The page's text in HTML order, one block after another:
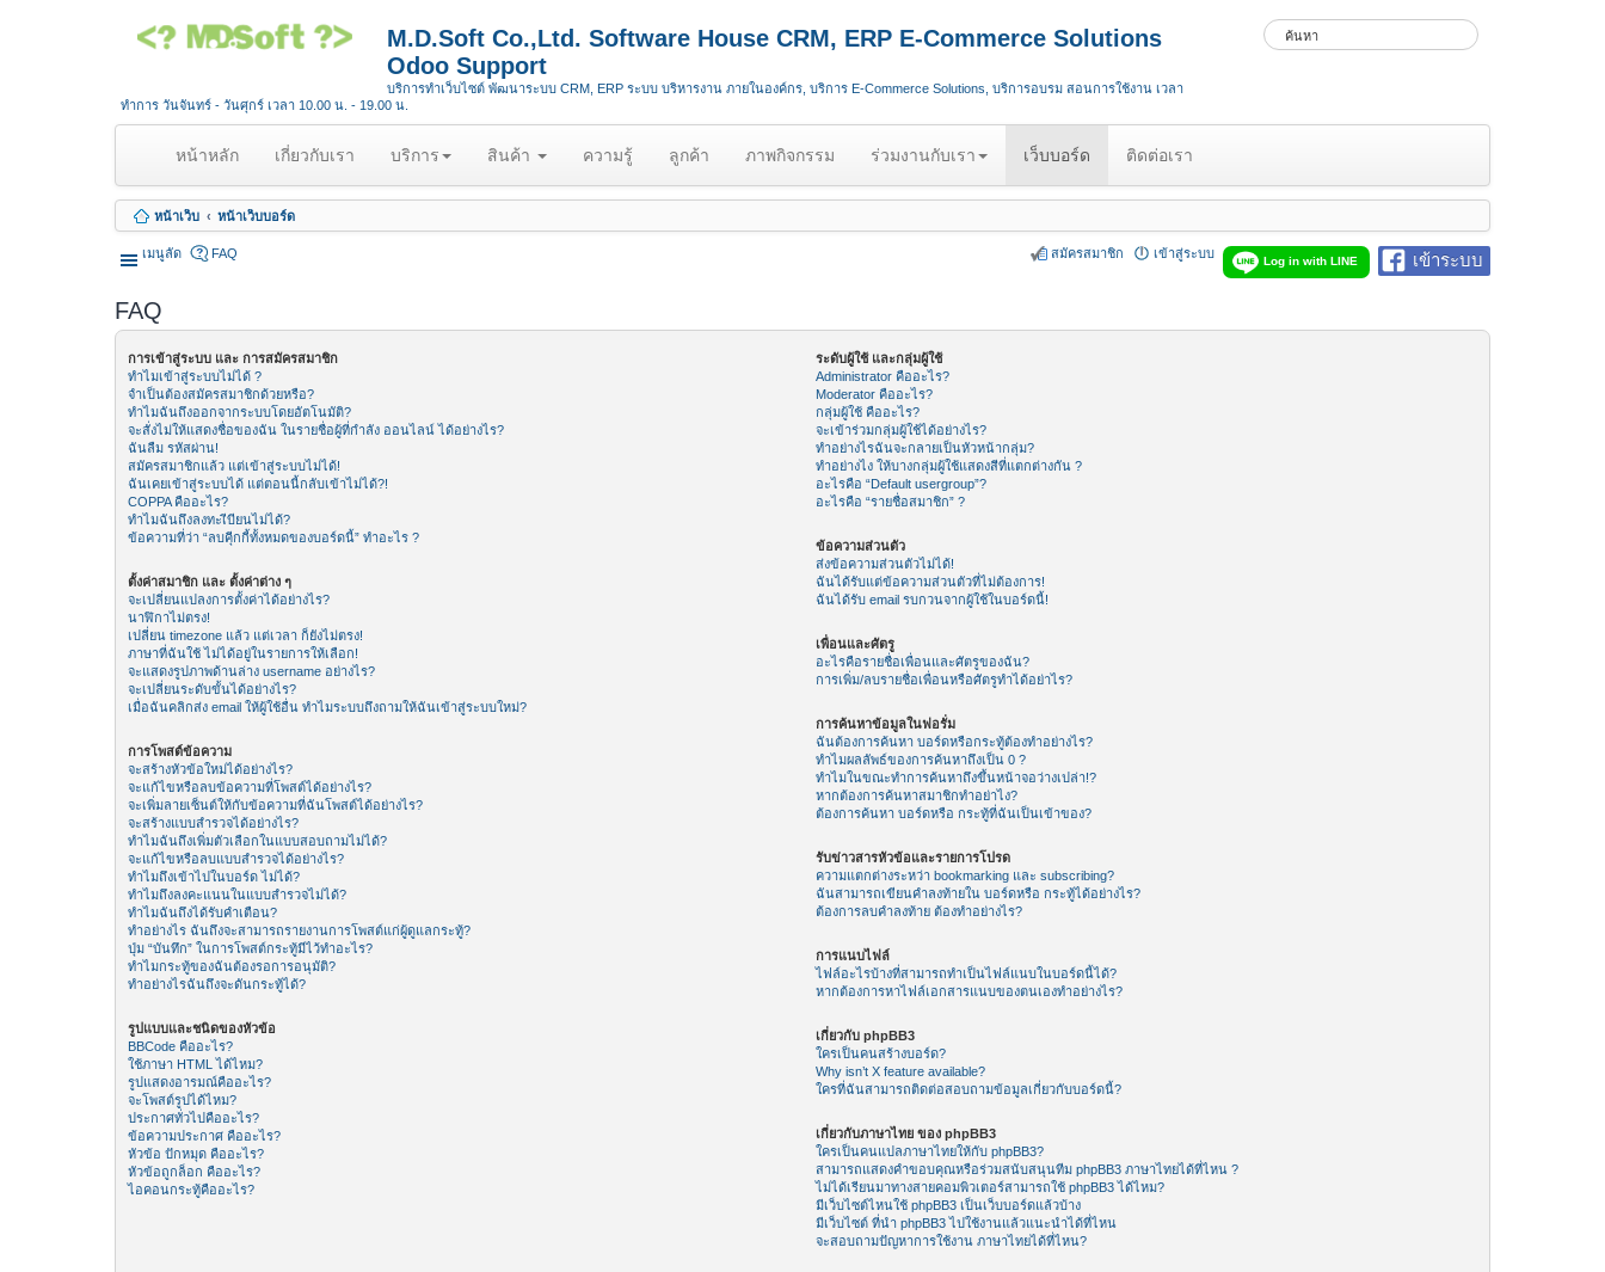
M.D.Soft Co.,Ltd. Software House CRM, ERP E-Commerce Solutions
Odoo Support
บริการทำเว็บไซต์ พัฒนาระบบ CRM, ERP ระบบ บริหารงาน ภายในองค์กร, บริการ E-Commerce Solutions, บริการอบรม สอนการใช้งาน เวลา
ทำการ วันจันทร์ - วันศุกร์ เวลา 10.00 น. - 19.00 น.
หน้าหลัก(
u
r
เกี่ยวกับเรา บริการ สินค้า ความรู้ ลูกค้า ภาพกิจกรรม ร่วมงานกับเรา เว็บบอร์ด ติดต่อเรา
หน้าเว็บ หน้าเว็บบอร์ด
เมนูลัด เข้าระบบ
Log in with LINE
FAQ เข้าสู่ระบบ
สมัครสมาชิก
FAQ
การเข้าสู่ระบบ และ การสมัครสมาชิก
ทำไมเข้าสู่ระบบไม่ได้ ?
จำเป็นต้องสมัครสมาชิกด้วยหรือ?
ทำไมฉันถึงออกจากระบบโดยอัตโนมัติ?
จะสั่งไม่ให้แสดงชื่อของฉัน ในรายชื่อผู้ที่กำลัง ออนไลน์ ได้อย่างไร?
ฉันลืม รหัสผ่าน!
สมัครสมาชิกแล้ว แต่เข้าสู่ระบบไม่ได้!
ฉันเคยเข้าสู่ระบบได้ แต่ตอนนี้กลับเข้าไม่ได้?!
COPPA คืออะไร?
ทำไมฉันถึงลงทะเีบียนไม่ได้?
ข้อความที่ว่า “ลบคุีกกี้ทั้งหมดของบอร์ดนี้” ทำอะไร ?
ตั้งค่าสมาชิก และ ตั้งค่าต่าง ๆ
จะเปลี่ยนแปลงการตั้งค่าได้อย่างไร?
นาฬิกาไม่ตรง!
เปลี่ยน timezone แล้ว แต่เวลา ก็ยังไม่ตรง!
ภาษาที่ฉันใช้ ไม่ได้อยู่ในรายการให้เลือก!
จะแสดงรูปภาพด้านล่าง username อย่างไร?
จะเปลี่ยนระดับขั้นได้อย่างไร?
เมื่อฉันคลิกส่ง email ให้ผู้ใช้อื่น ทำไมระบบถึงถามให้ฉันเข้าสู่ระบบใหม่?
การโพสต์ข้อความ
จะสร้างหัวข้อใหม่ได้อย่างไร?
จะแก้ไขหรือลบข้อความที่โพสต์ได้อย่างไร?
จะเพิ่มลายเซ็นต์ให้กับข้อความที่ฉันโพสต์ได้อย่างไร?
จะสร้างแบบสำรวจได้อย่างไร?
ทำไมฉันถึงเพิ่มตัวเลือกในแบบสอบถามไม่ได้?
จะแก้ไขหรือลบแบบสำรวจได้อย่างไร?
ทำไมถึงเข้าไปในบอร์ด ไม่ได้?
ทำไมถึงลงคะแนนในแบบสำรวจไม่ได้?
ทำไมฉันถึงได้รับคำเตือน?
ทำอย่างไร ฉันถึงจะสามารถรายงานการโพสต์แก่ผู้ดูแลกระทู้?
ปุ่ม “บันทึก” ในการโพสต์กระทู้มีไว้ทำอะไร?
ทำไมกระทู้ของฉันต้องรอการอนุมัติ?
ทำอย่างไรฉันถึงจะดันกระทู้ได้?
รูปแบบและชนิดของหัวข้อ
BBCode คืออะไร?
ใช้ภาษา HTML ได้ไหม?
รูปแสดงอารมณ์คืออะไร?
จะโพสต์รูปได้ไหม?
ประกาศทั่วไปคืออะไร?
ข้อความประกาศ คืออะไร?
หัวข้อ ปักหมุด คืออะไร?
หัวข้อถูกล็อก คืออะไร?
ไอคอนกระทู้คืออะไร?
ระดับผู้ใช้ และกลุ่มผู้ใช้
Administrator คืออะไร?
Moderator คืออะไร?
กลุ่มผู้ใช้ คืออะไร?
จะเข้าร่วมกลุ่มผู้ใช้ได้อย่างไร?
ทำอย่างไรฉันจะกลายเป็นหัวหน้ากลุ่ม?
ทำอย่างไง ให้บางกลุ่มผู้ใช้แสดงสีที่แตกต่างกัน ?
อะไรคือ “Default usergroup”?
อะไรคือ “รายชื่อสมาชิก” ?
ข้อความส่วนตัว
ส่งข้อความส่วนตัวไม่ได้!
ฉันได้รับแต่ข้อความส่วนตัวที่ไม่ต้องการ!
ฉันได้รับ email รบกวนจากผู้ใช้ในบอร์ดนี้!
เพื่อนและศัตรู
อะไรคือรายชื่อเพื่อนและศัตรูของฉัน?
การเพิ่ม/ลบรายชื่อเพื่อนหรือศัตรูทำได้อย่าไร?
การค้นหาข้อมูลในฟอรั่ม
ฉันต้องการค้นหา บอร์ดหรือกระทู้ต้องทำอย่างไร?
ทำไมผลลัพธ์ของการค้นหาถึงเป็น 0 ?
ทำไมในขณะทำการค้นหาถึงขึ้นหน้าจอว่างเปล่า!?
หากต้องการค้นหาสมาชิกทำอย่าไง?
ต้องการค้นหา บอร์ดหรือ กระทู้ที่ฉันเป็นเข้าของ?
รับข่าวสารหัวข้อและรายการโปรด
ความแตกต่างระหว่า bookmarking และ subscribing?
ฉันสามารถเขียนคำลงท้ายใน บอร์ดหรือ กระทู้ได้อย่างไร?
ต้องการลบคำลงท้าย ต้องทำอย่างไร?
การแนบไฟล์
ไฟล์อะไรบ้างที่สามารถทำเป็นไฟล์แนบในบอร์ดนี้ได้?
หากต้องการหาไฟล์เอกสารแนบของตนเองทำอย่างไร?
เกี่ยวกับ phpBB3
ใครเป็นคนสร้างบอร์ด?
Why isn’t X feature available?
ใครที่ฉันสามารถติดต่อสอบถามข้อมูลเกี่ยวกับบอร์ดนี้?
เกี่ยวกับภาษาไทย ของ phpBB3
ใครเป็นคนแปลภาษาไทยให้กับ phpBB3?
สามารถแสดงคำขอบคุณหรือร่วมสนับสนุนทีม phpBB3 ภาษาไทยได้ที่ไหน ?
ไม่ได้เรียนมาทางสายคอมพิวเตอร์สามารถใช้ phpBB3 ได้ไหม?
มีเว็บไซต์ไหนใช้ phpBB3 เป็นเว็บบอร์ดแล้วบ้าง
มีเว็บไซต์ ที่นำ phpBB3 ไปใช้งานแล้วแนะนำได้ที่ไหน
จะสอบถามปัญหาการใช้งาน ภาษาไทยได้ที่ไหน?